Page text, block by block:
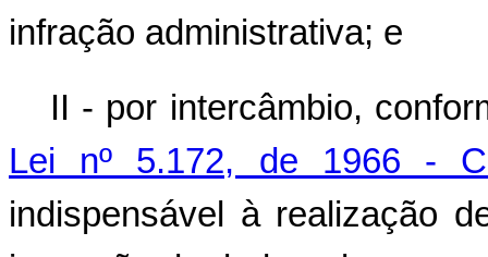
infração administrativa; e
II - por intercâmbio,
Lei nº 5.172, de 1966 -
indispensável à realização